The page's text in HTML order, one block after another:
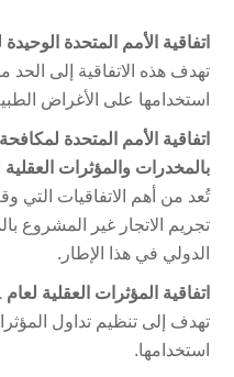
اتفاقية الأمم المتحدة الوحيدة
تهدف هذه الاتفاقية إلى الحد
استخدامها على الأغراض
اتفاقية الأمم المتحدة
بالمخدرات والمؤثرات العقلية لعام 1988
تُعد من أهم الاتفاقيات التي
تجريم الاتجار غير المشروع
الدولي في هذا الإطار.
اتفاقية المؤثرات العقلية لعام 1971
تهدف إلى تنظيم تداول
استخدامها.